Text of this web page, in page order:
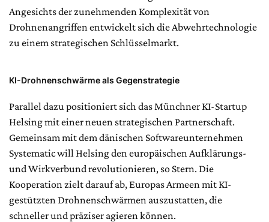
Angesichts der zunehmenden Komplexität von
Drohnenangriffen entwickelt sich die Abwehrtechnologie
zu einem strategischen Schlüsselmarkt.
KI-Drohnenschwärme als Gegenstrategie
Parallel dazu positioniert sich das Münchner KI-Startup
Helsing mit einer neuen strategischen Partnerschaft.
Gemeinsam mit dem dänischen Softwareunternehmen
Systematic will Helsing den europäischen Aufklärungs-
und Wirkverbund revolutionieren, so Stern. Die
Kooperation zielt darauf ab, Europas Armeen mit KI-
gestützten Drohnenschwärmen auszustatten, die
schneller und präziser agieren können.